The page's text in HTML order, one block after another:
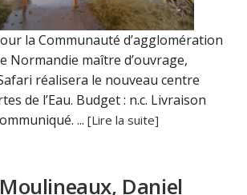
la Communauté d’agglomération
Normandie maître d’ouvrage,
réalisera le nouveau centre
de l’Eau. Budget : n.c. Livraison
...[Lire la suite]
Daniel